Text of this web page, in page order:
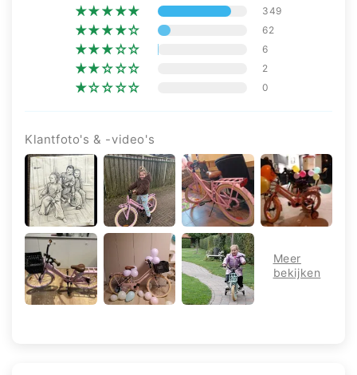
349
62
6
2
0
Klantfoto's & -video's